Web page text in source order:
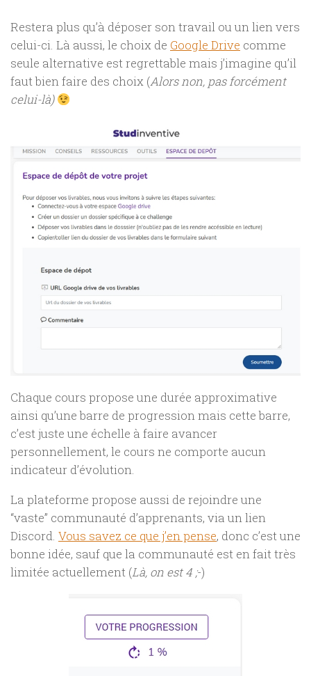
Restera plus qu’à déposer son travail ou un lien vers
celui-ci. Là aussi, le choix de Google Drive comme
seule alternative est regrettable mais j’imagine qu’il
faut bien faire des choix (Alors non, pas forcément
celui-là)
Chaque cours propose une durée approximative
ainsi qu’une barre de progression mais cette barre,
c’est juste une échelle à faire avancer
personnellement, le cours ne comporte aucun
indicateur d’évolution.
La plateforme propose aussi de rejoindre une
“vaste” communauté d’apprenants, via un lien
Discord. Vous savez ce que j’en pense, donc c’est une
bonne idée, sauf que la communauté est en fait très
limitée actuellement (Là, on est 4 ;-)